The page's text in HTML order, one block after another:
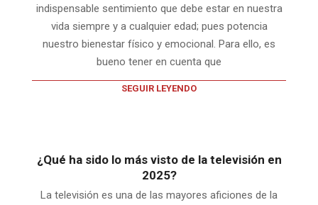
indispensable sentimiento que debe estar en nuestra
vida siempre y a cualquier edad; pues potencia
nuestro bienestar físico y emocional. Para ello, es
bueno tener en cuenta que
SEGUIR LEYENDO
¿Qué ha sido lo más visto de la televisión en
2025?
La televisión es una de las mayores aficiones de la